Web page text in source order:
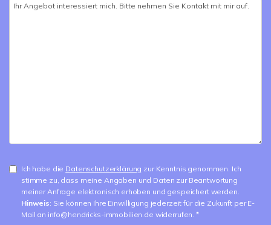
Ich habe die Datenschutzerklärung zur Kenntnis genommen. Ich
stimme zu, dass meine Angaben und Daten zur Beantwortung
meiner Anfrage elektronisch erhoben und gespeichert werden.
Hinweis: Sie können Ihre Einwilligung jederzeit für die Zukunft per E-
Mail an info@hendricks-immobilien.de widerrufen. *